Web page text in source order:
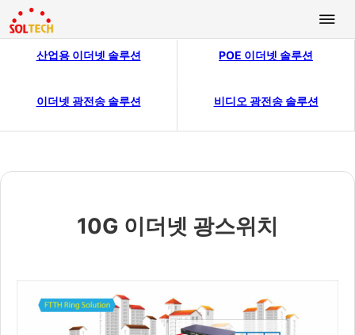
산업용 이더넷 솔루션 POE 이더넷 솔루션
이더넷 광전송 솔루션 비디오 광전송 솔루션
10G 이더넷 광스위치